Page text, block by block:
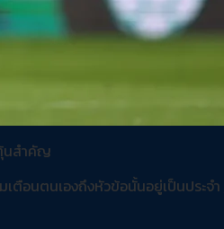
นสำคัญ
ตือนตนเองถึงหัวข้อนั้นอยู่เป็นประจำ